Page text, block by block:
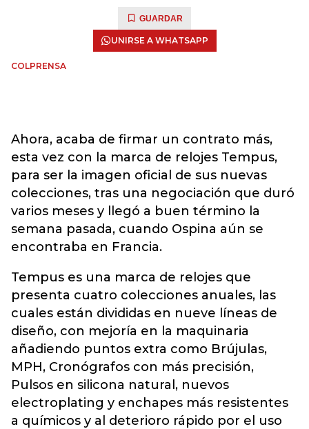
GUARDAR
UNIRSE A WHATSAPP
COLPRENSA
Ahora, acaba de firmar un contrato más,
esta vez con la marca de relojes Tempus,
para ser la imagen oficial de sus nuevas
colecciones, tras una negociación que duró
varios meses y llegó a buen término la
semana pasada, cuando Ospina aún se
encontraba en Francia.
Tempus es una marca de relojes que
presenta cuatro colecciones anuales, las
cuales están divididas en nueve líneas de
diseño, con mejoría en la maquinaria
añadiendo puntos extra como Brújulas,
MPH, Cronógrafos con más precisión,
Pulsos en silicona natural, nuevos
electroplating y enchapes más resistentes
a químicos y al deterioro rápido por el uso